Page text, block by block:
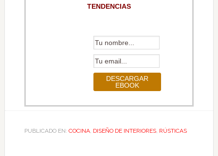
TENDENCIAS
PUBLICADO EN: COCINA, DISEÑO DE INTERIORES, RÚSTICAS